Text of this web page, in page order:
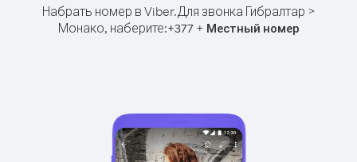
Набрать номер в Viber.Для звонка Гибралтар >
Монако, наберите:+377+ Местный номер